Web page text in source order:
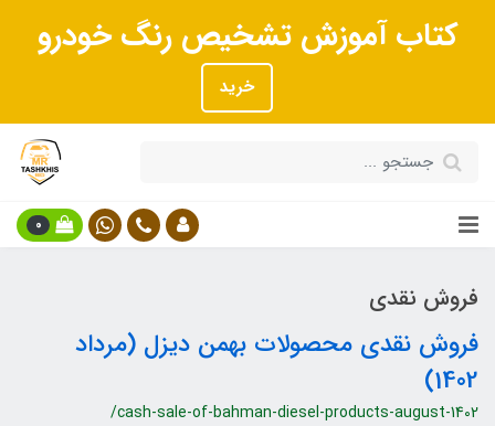
کتاب آموزش تشخیص رنگ خودرو
خرید
0
فروش نقدی
فروش نقدی محصولات بهمن دیزل (مرداد
1402)
/cash-sale-of-bahman-diesel-products-august-1402